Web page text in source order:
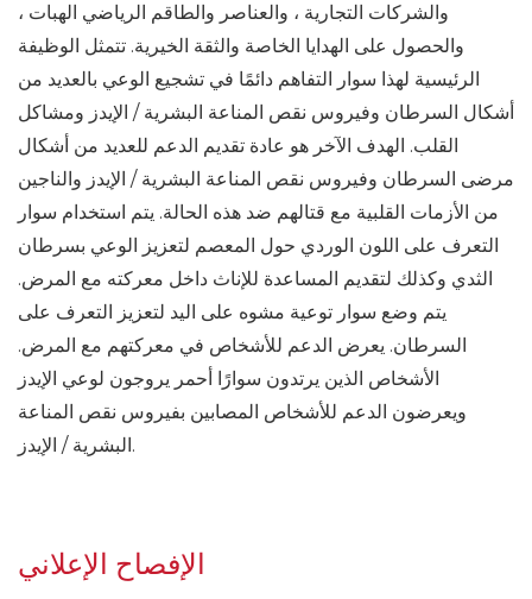
والشركات التجارية ، والعناصر والطاقم الرياضي الهبات ،
والحصول على الهدايا الخاصة والثقة الخيرية. تتمثل الوظيفة
الرئيسية لهذا سوار التفاهم دائمًا في تشجيع الوعي بالعديد من
أشكال السرطان وفيروس نقص المناعة البشرية / الإيدز ومشاكل
القلب. الهدف الآخر هو عادة تقديم الدعم للعديد من أشكال
مرضى السرطان وفيروس نقص المناعة البشرية / الإيدز والناجين
من الأزمات القلبية مع قتالهم ضد هذه الحالة. يتم استخدام سوار
التعرف على اللون الوردي حول المعصم لتعزيز الوعي بسرطان
الثدي وكذلك لتقديم المساعدة للإناث داخل معركته مع المرض.
يتم وضع سوار توعية مشوه على اليد لتعزيز التعرف على
السرطان. يعرض الدعم للأشخاص في معركتهم مع المرض.
الأشخاص الذين يرتدون سوارًا أحمر يروجون لوعي الإيدز
ويعرضون الدعم للأشخاص المصابين بفيروس نقص المناعة
البشرية / الإيدز.
الإفصاح الإعلاني